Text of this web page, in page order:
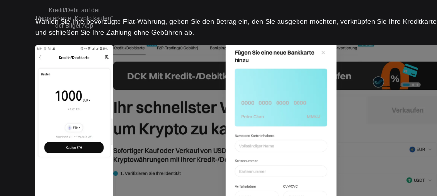
Kredit/Debit auf der
Registerkarte „Krypto kaufen“
der Bitget-App
Wählen Sie Ihre bevorzugte Fiat-Währung, geben Sie den Betrag ein, den Sie ausgeben möchten, verknüpfen Sie Ihre
und schließen Sie Ihre Zahlung ohne Gebühren ab.